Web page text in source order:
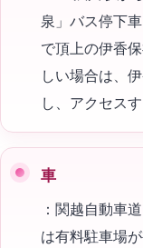
泉」バス停下
で頂上の伊香
しい場合は、
し、アクセス
車
：関越自動車
は有料駐車場